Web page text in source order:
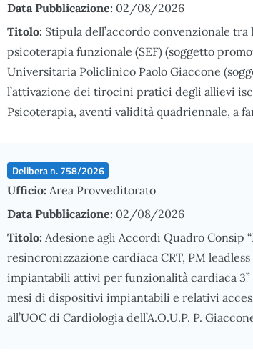
Data Pubblicazione: 02/08/2026
Titolo: Stipula dell’accordo convenzionale
psicoterapia funzionale (SEF) (soggetto
Universitaria Policlinico Paolo Giaccone
l’attivazione dei tirocini pratici degli allievi
Psicoterapia, aventi validità quadriennale, a
Delibera n. 758/2026
Ufficio: Area Provveditorato
Data Pubblicazione: 02/08/2026
Titolo: Adesione agli Accordi Quadro Consip
resincronizzazione cardiaca CRT, PM
impiantabili attivi per funzionalità cardiaca
mesi di dispositivi impiantabili e relativi
all’UOC di Cardiologia dell’A.O.U.P. P.